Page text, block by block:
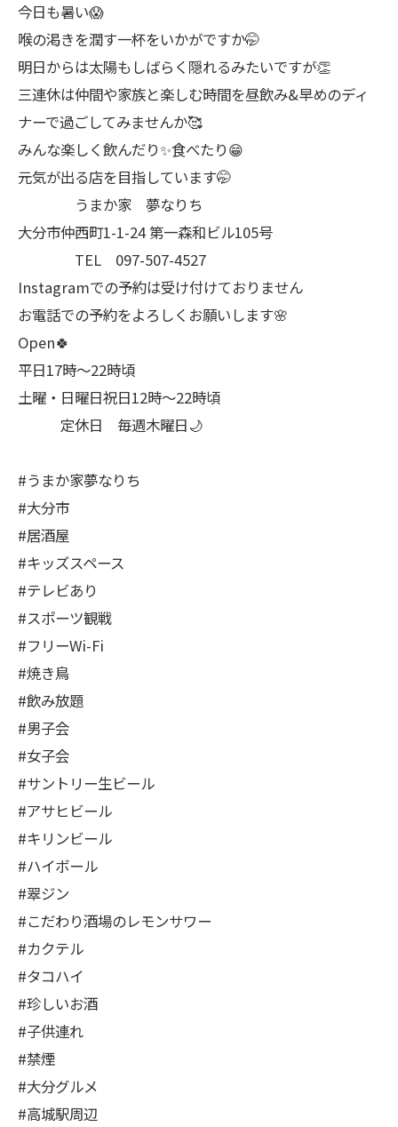
今日も暑い😱
喉の渇きを潤す一杯をいかがですか🤭
明日からは太陽もしばらく隠れるみたいですが👏
三連休は仲間や家族と楽しむ時間を昼飲み&早めのディ
ナーで過ごしてみませんか🥰
みんな楽しく飲んだり✨食べたり😁
元気が出る店を目指しています🤭
うまか家 夢なりち
大分市仲西町1-1-24 第一森和ビル105号
TEL 097-507-4527
Instagramでの予約は受け付けておりません
お電話での予約をよろしくお願いします🌸
Open🍀
平日17時～22時頃
土曜・日曜日祝日12時〜22時頃
定休日 毎週木曜日🌙
#うまか家夢なりち
#大分市
#居酒屋
#キッズスペース
#テレビあり
#スポーツ観戦
#フリーWi-Fi
#焼き鳥
#飲み放題
#男子会
#女子会
#サントリー生ビール
#アサヒビール
#キリンビール
#ハイボール
#翠ジン
#こだわり酒場のレモンサワー
#カクテル
#タコハイ
#珍しいお酒
#子供連れ
#禁煙
#大分グルメ
#高城駅周辺